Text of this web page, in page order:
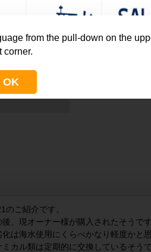
・航海灯
備品
ご紹介です。
、現オーナー様が購入されたそうで
は海水使用にくらべかなり軽度かと
カル類は定期的に交換しているそう
from the pull-down on the
corner.
OK